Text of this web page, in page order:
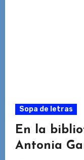
Sopa de letras
En la
Antonia